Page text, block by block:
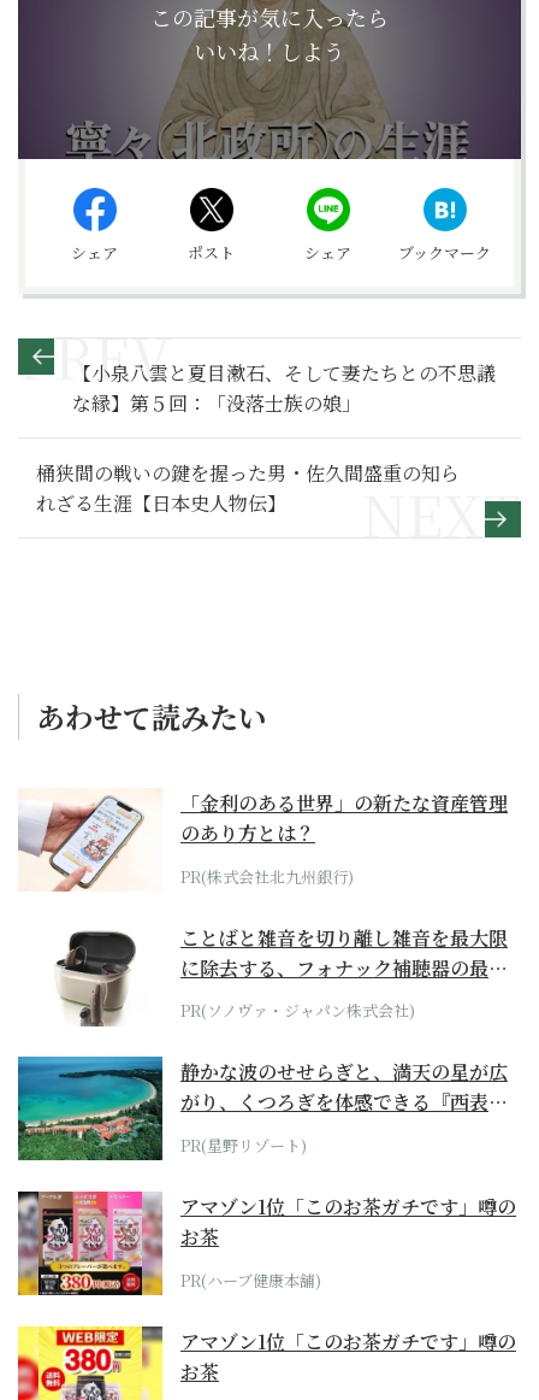
この記事が気に入ったら
いいね！しよう
シェア ポスト シェア ブックマーク
【小泉八雲と夏目漱石、そして妻たちとの不思議
な縁】第５回：「没落士族の娘」
桶狭間の戦いの鍵を握った男・佐久間盛重の知ら
れざる生涯【日本史人物伝】
あわせて読みたい
「金利のある世界」の新たな資産管理
のあり方とは？
PR(株式会社北九州銀行)
ことばと雑音を切り離し雑音を最大限
に除去する、フォナック補聴器の最上
位モデル
PR(ソノヴァ・ジャパン株式会社)
静かな波のせせらぎと、満天の星が広
がり、くつろぎを体感できる『西表島
ホテル by...
PR(星野リゾート)
アマゾン1位「このお茶ガチです」噂の
お茶
PR(ハーブ健康本舗)
アマゾン1位「このお茶ガチです」噂の
お茶